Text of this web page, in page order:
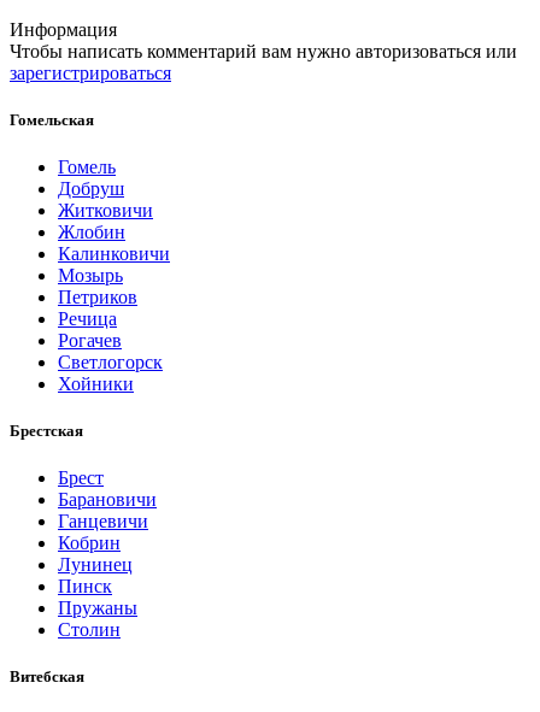
Информация
Чтобы написать комментарий вам нужно авторизоваться или
зарегистрироваться
Гомельская
Гомель
Добруш
Житковичи
Жлобин
Калинковичи
Мозырь
Петриков
Речица
Рогачев
Светлогорск
Хойники
Брестская
Брест
Барановичи
Ганцевичи
Кобрин
Лунинец
Пинск
Пружаны
Столин
Витебская